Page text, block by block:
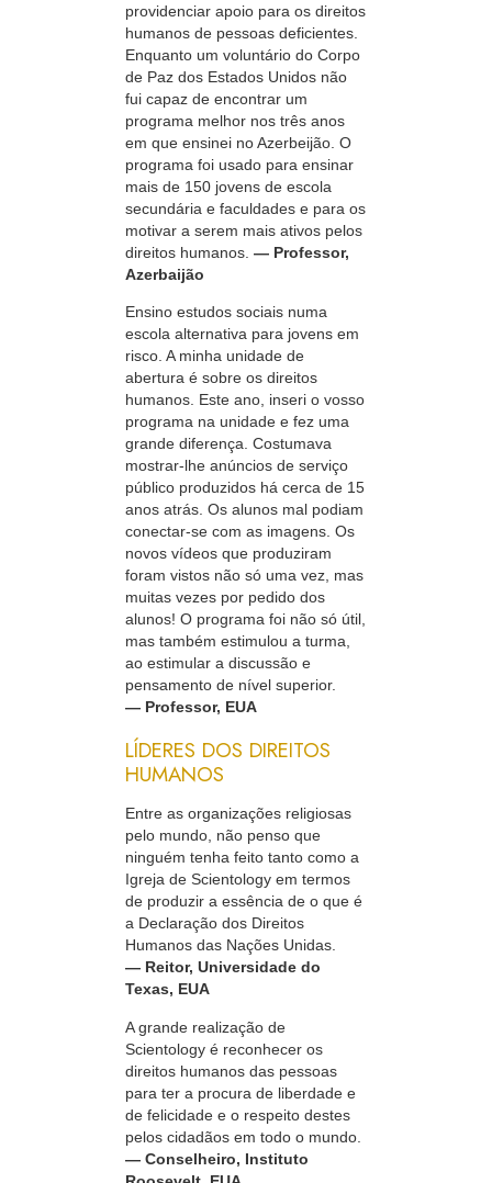
providenciar apoio para os direitos
humanos de pessoas deficientes.
Enquanto um voluntário do Corpo
de Paz dos Estados Unidos não
fui capaz de encontrar um
programa melhor nos três anos
em que ensinei no Azerbeijão. O
programa foi usado para ensinar
mais de 150 jovens de escola
secundária e faculdades e para os
motivar a serem mais ativos pelos
direitos humanos. — Professor,
Azerbaijão
Ensino estudos sociais numa
escola alternativa para jovens em
risco. A minha unidade de
abertura é sobre os direitos
humanos. Este ano, inseri o vosso
programa na unidade e fez uma
grande diferença. Costumava
mostrar-lhe anúncios de serviço
público produzidos há cerca de 15
anos atrás. Os alunos mal podiam
conectar-se com as imagens. Os
novos vídeos que produziram
foram vistos não só uma vez, mas
muitas vezes por pedido dos
alunos! O programa foi não só útil,
mas também estimulou a turma,
ao estimular a discussão e
pensamento de nível superior.
— Professor, EUA
LÍDERES DOS DIREITOS
HUMANOS
Entre as organizações religiosas
pelo mundo, não penso que
ninguém tenha feito tanto como a
Igreja de Scientology em termos
de produzir a essência de o que é
a Declaração dos Direitos
Humanos das Nações Unidas.
— Reitor, Universidade do
Texas, EUA
A grande realização de
Scientology é reconhecer os
direitos humanos das pessoas
para ter a procura de liberdade e
de felicidade e o respeito destes
pelos cidadãos em todo o mundo.
— Conselheiro, Instituto